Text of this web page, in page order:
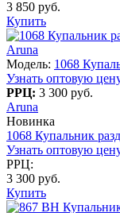
3 850 руб.
Купить
Aruna
Модель: 1068
Узнать оптовую
РРЦ: 3 300 руб.
Aruna
Новинка
1068 Купальник
Узнать оптовую
РРЦ:
3 300 руб.
Купить